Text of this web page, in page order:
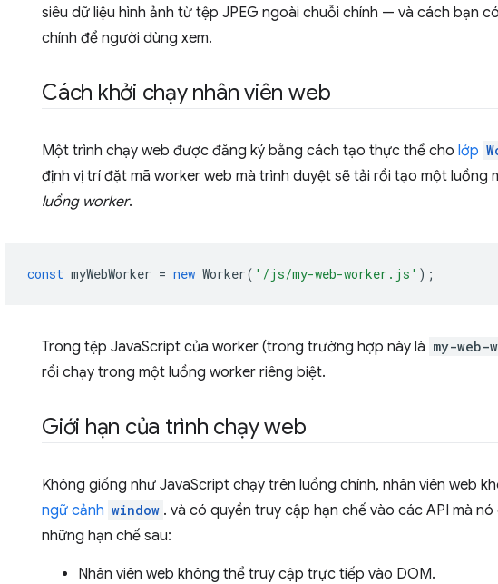
siêu dữ liệu hình ảnh từ tệp JPEG ngoài chuỗi chính — và cách bạn
chính để người dùng xem.
Cách khởi chạy nhân viên web
Một trình chạy web được đăng ký bằng cách tạo thực thể cho lớp
định vị trí đặt mã worker web mà trình duyệt sẽ tải rồi tạo một
luồng worker.
const myWebWorker = new Worker( '/js/my-web-worker.js' );
Trong tệp JavaScript của worker (trong trường hợp này là my-
rồi chạy trong một luồng worker riêng biệt.
Giới hạn của trình chạy web
Không giống như JavaScript chạy trên luồng chính, nhân viên web
ngữ cảnh window . và có quyền truy cập hạn chế vào các API mà
những hạn chế sau:
Nhân viên web không thể truy cập trực tiếp vào DOM.